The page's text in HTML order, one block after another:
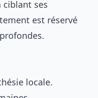
ciblant ses
est réservé
locale.